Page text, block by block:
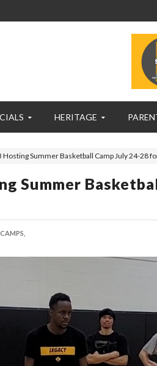
HERITAGE
Hosting Summer Basketball Camp July 24-28
Summer